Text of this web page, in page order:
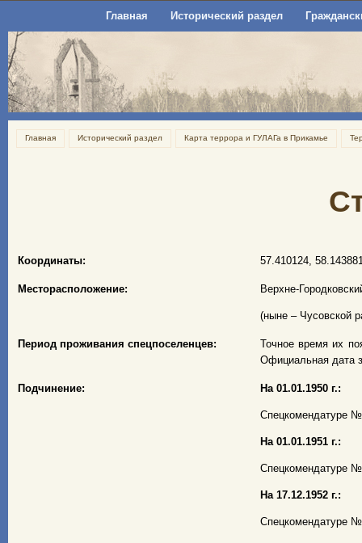
Главная Исторический раздел
Главная Исторический раздел Карта террора и ГУЛАГа в Прикамье
Координаты: 57.410124,
Месторасположение: Верхне-
(ныне – Чусовской
Период проживания спецпоселенцев:
Точное время их
Официальная дата
Подчинение: На 01.01.1950 г.:
Спецкомендатуре №
На 01.01.1951 г.:
Спецкомендатуре №
На 17.12.1952 г.:
Спецкомендатуре №